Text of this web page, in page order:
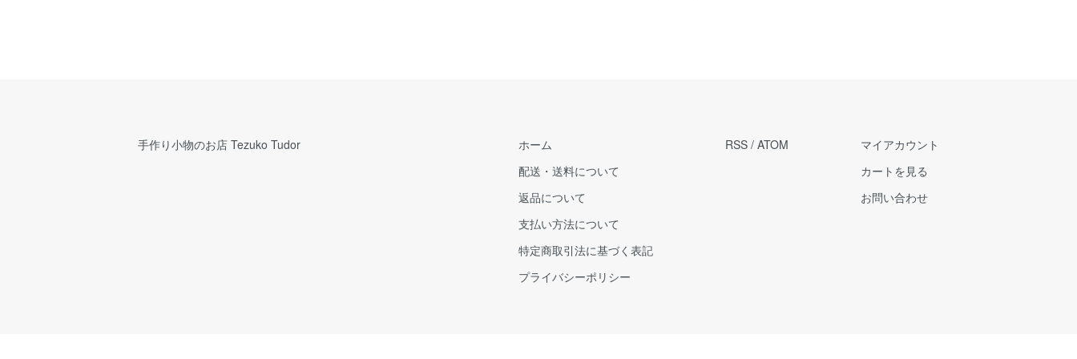
手作り小物のお店 Tezuko Tudor
ホーム
配送・送料について
返品について
支払い方法について
特定商取引法に基づく表記
プライバシーポリシー
RSS / ATOM
マイアカウント
カートを見る
お問い合わせ